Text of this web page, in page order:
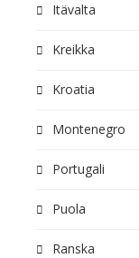
Itävalta
Kreikka
Kroatia
Montenegro
Portugali
Puola
Ranska